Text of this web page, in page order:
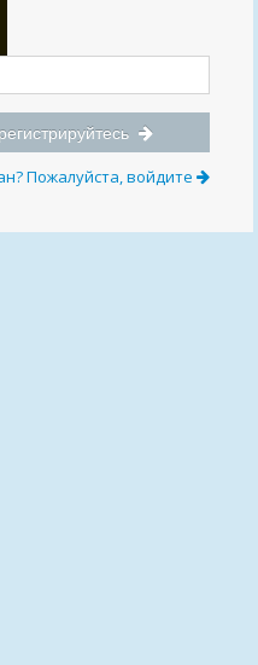
Пожалуйста, войдите